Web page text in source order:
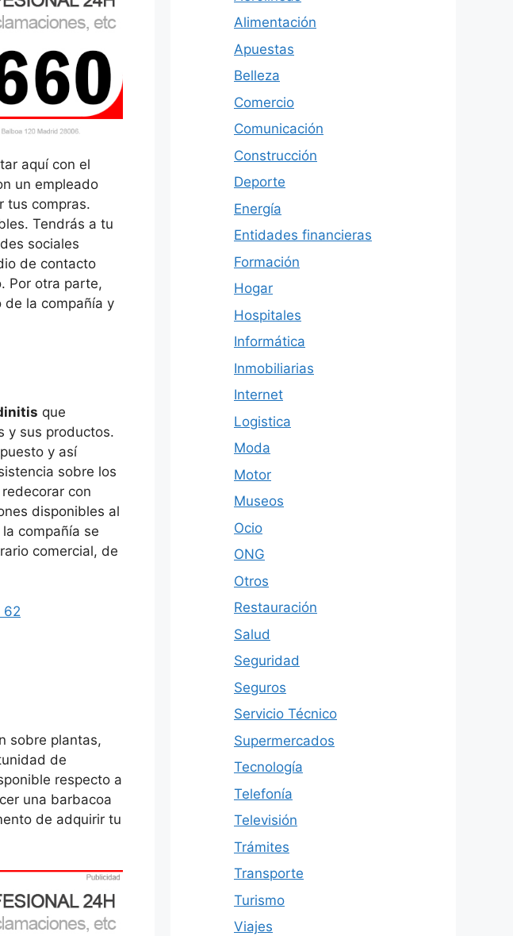
aquí con el
un empleado
tus compras.
Tendrás a tu
sociales
de contacto
Por otra parte,
de la compañía y
que
y sus productos.
y así
sobre los
con
disponibles al
compañía se
comercial, de
62
sobre plantas,
de
respecto a
una barbacoa
de adquirir tu
Alimentación
Apuestas
Belleza
Comercio
Comunicación
Construcción
Deporte
Energía
Entidades financieras
Formación
Hogar
Hospitales
Informática
Inmobiliarias
Internet
Logistica
Moda
Motor
Museos
Ocio
ONG
Otros
Restauración
Salud
Seguridad
Seguros
Servicio Técnico
Supermercados
Tecnología
Telefonía
Televisión
Trámites
Transporte
Turismo
Viajes